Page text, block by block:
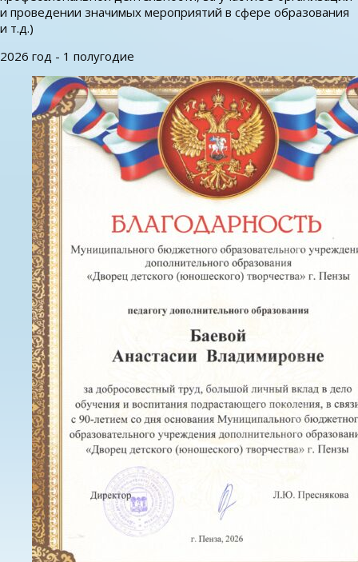
и проведении значимых мероприятий в сфере образования
и т.д.)
2026 год - 1 полугодие